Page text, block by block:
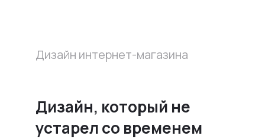
Дизайн интернет-магазина
Дизайн, который не
устарел со временем